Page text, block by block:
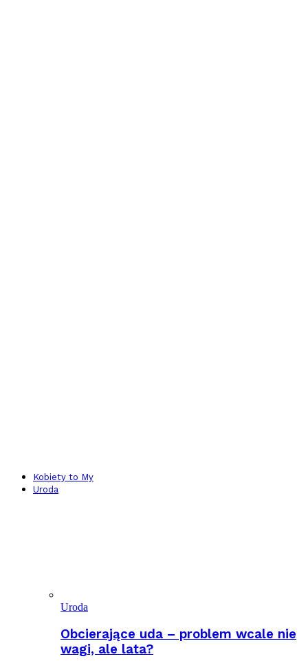
Kobiety to My
Uroda
Uroda
Obcierające uda – problem wcale nie
wagi, ale lata?